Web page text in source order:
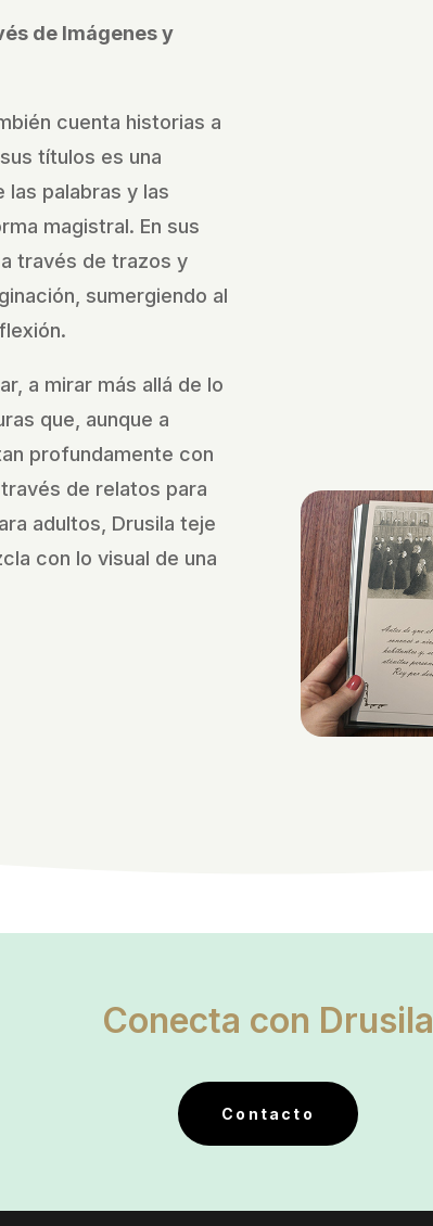
de Imágenes y
cuenta historias a
títulos es una
las palabras y las
magistral. En sus
través de trazos y
sumergiendo al
a mirar más allá de lo
que, aunque a
profundamente con
de relatos para
adultos, Drusila teje
con lo visual de una
Conecta con Drusila
Contacto